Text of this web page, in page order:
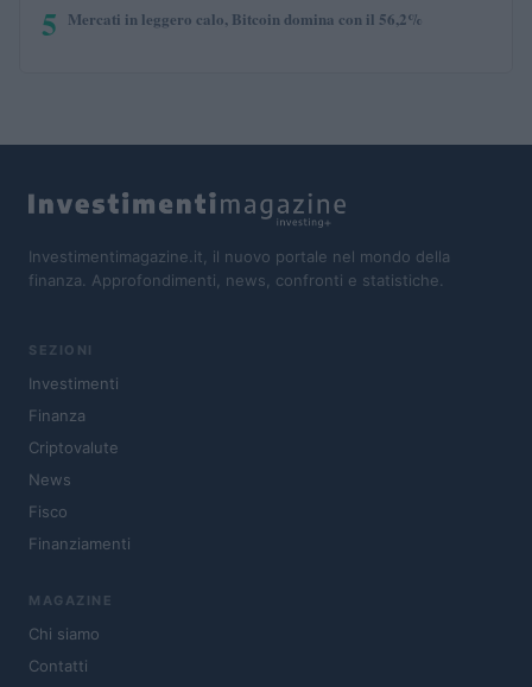
5 Mercati in leggero calo, Bitcoin domina con il 56,2%
Investimentimagazine.it, il nuovo portale nel mondo della
finanza. Approfondimenti, news, confronti e statistiche.
SEZIONI
Investimenti
Finanza
Criptovalute
News
Fisco
Finanziamenti
MAGAZINE
Chi siamo
Contatti